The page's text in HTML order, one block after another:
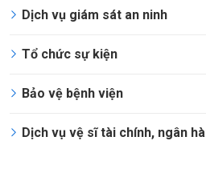
Dịch vụ
Vệ sĩ doanh nghiệp
Vệ sĩ cá nhân
Dịch vụ giám sát an ninh